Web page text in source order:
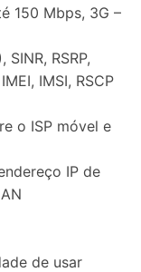
150 Mbps, 3G –
RSRP,
IMSI, RSCP
o ISP móvel e
IP de
de usar